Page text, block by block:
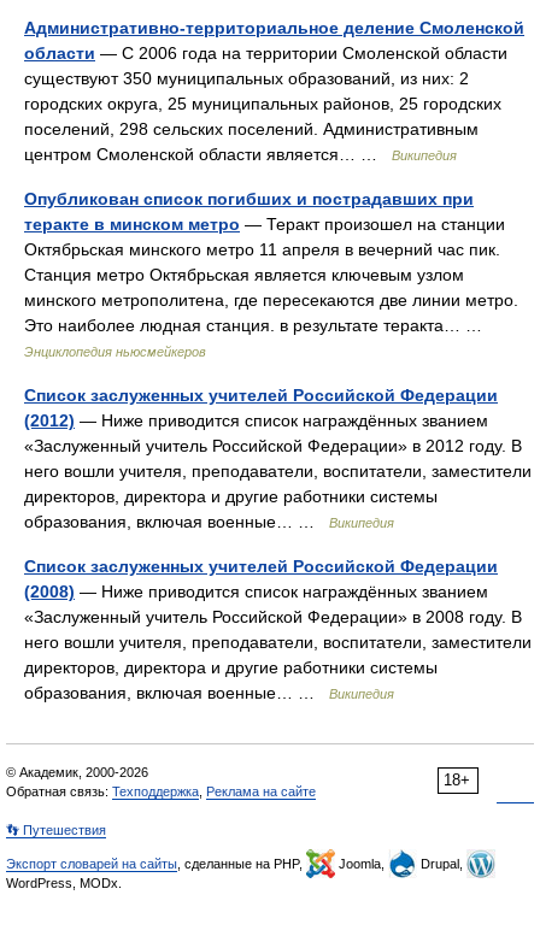
Административно-территориальное деление Смоленской
области — С 2006 года на территории Смоленской области
существуют 350 муниципальных образований, из них: 2
городских округа, 25 муниципальных районов, 25 городских
поселений, 298 сельских поселений. Административным
центром Смоленской области является… …
Википедия
Опубликован список погибших и пострадавших при
теракте в минском метро — Теракт произошел на станции
Октябрьская минского метро 11 апреля в вечерний час пик.
Станция метро Октябрьская является ключевым узлом
минского метрополитена, где пересекаются две линии метро.
Это наиболее людная станция. в результате теракта… …
Энциклопедия ньюсмейкеров
Список заслуженных учителей Российской Федерации
(2012) — Ниже приводится список награждённых званием
«Заслуженный учитель Российской Федерации» в 2012 году. В
него вошли учителя, преподаватели, воспитатели, заместители
директоров, директора и другие работники системы
образования, включая военные… …
Википедия
Список заслуженных учителей Российской Федерации
(2008) — Ниже приводится список награждённых званием
«Заслуженный учитель Российской Федерации» в 2008 году. В
него вошли учителя, преподаватели, воспитатели, заместители
директоров, директора и другие работники системы
образования, включая военные… …
Википедия
18+
© Академик, 2000-2026
Обратная связь: Техподдержка Реклама на сайте
👣 Путешествия
Экспорт словарей на сайты , сделанные на PHP, Joomla,
Drupal,
WordPress, MODx.